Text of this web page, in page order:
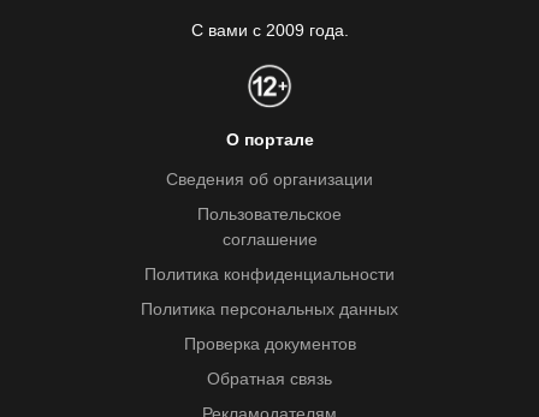
С вами с 2009 года.
О портале
Сведения об организации
Пользовательское
соглашение
Политика конфиденциальности
Политика персональных данных
Проверка документов
Обратная связь